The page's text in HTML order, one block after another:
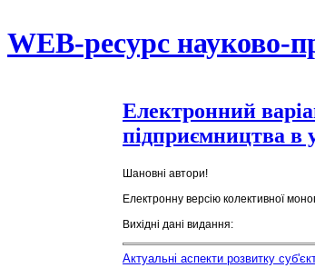
WEB-ресурс науково-
Електронний
підприємництва в
Шановні автори!
Електронну версію колективної
Вихідні дані видання:
Актуальні аспекти розвитку